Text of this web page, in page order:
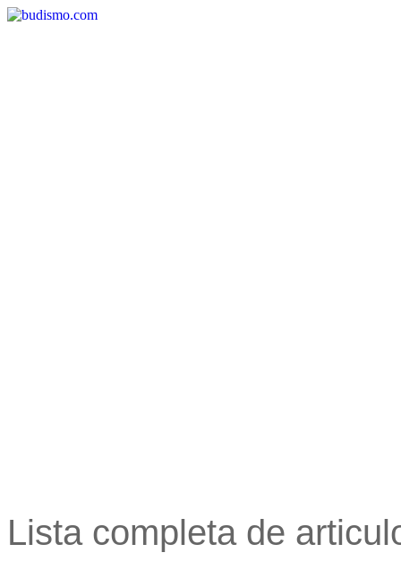
Lista completa de